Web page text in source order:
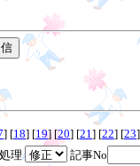
] [18] [19] [20] [21 ] [22] [23
処理
記事No